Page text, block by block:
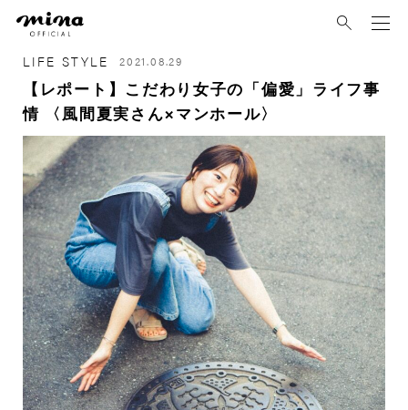
LIFE STYLE 2021.08.29
【レポート】こだわり女子の「偏愛」ライフ事
情 〈風間夏実さん×マンホール〉